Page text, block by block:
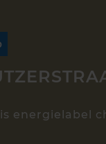
energielabel